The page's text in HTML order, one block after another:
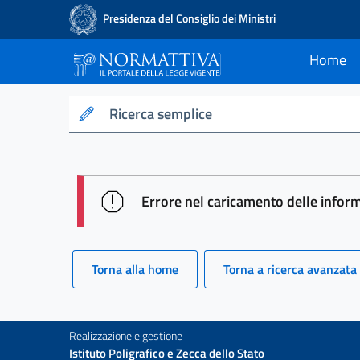
Presidenza del Consiglio dei Ministri
Normattiva - Il
Home
current
Ricerca semplice
session id:
Errore nel caricamento delle
Torna alla home Torna a ricerca avanzata
Realizzazione e gestione
Istituto Poligrafico e Zecca dello Stato